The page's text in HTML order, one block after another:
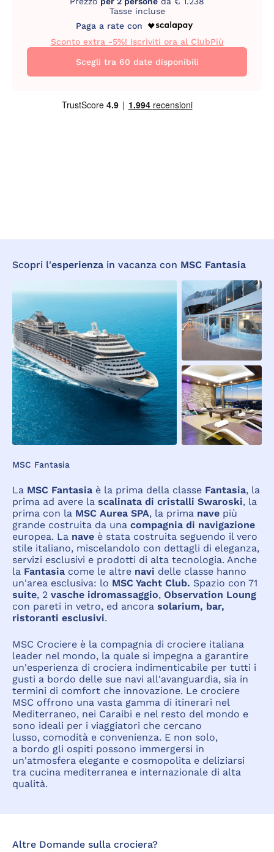
Tasse incluse
Paga a rate con
Sconto extra -5%! Iscriviti ora al ClubPiù
Scegli tra 60 date disponibili
Scopri l'esperienza in vacanza con MSC Fantasia
MSC Fantasia
La MSC Fantasia è la prima della classe Fantasia, la
prima ad avere la scalinata di cristalli Swaroski, la
prima con la MSC Aurea SPA, la prima nave più
grande costruita da una compagnia di navigazione
europea. La nave è stata costruita seguendo il vero
stile italiano, miscelandolo con dettagli di eleganza,
servizi esclusivi e prodotti di alta tecnologia. Anche
la Fantasia come le altre navi delle classe hanno
un'area esclusiva: lo MSC Yacht Club. Spazio con 71
suite, 2 vasche idromassaggio, Observation Loung
con pareti in vetro, ed ancora solarium, bar,
ristoranti esclusivi.
MSC Crociere è la compagnia di crociere italiana
leader nel mondo, la quale si impegna a garantire
un'esperienza di crociera indimenticabile per tutti i
gusti a bordo delle sue navi all'avanguardia, sia in
termini di comfort che innovazione. Le crociere
MSC offrono una vasta gamma di itinerari nel
Mediterraneo, nei Caraibi e nel resto del mondo e
sono ideali per i viaggiatori che cercano
lusso, comodità e convenienza. E non solo,
a bordo gli ospiti possono immergersi in
un'atmosfera elegante e cosmopolita e deliziarsi
tra cucina mediterranea e internazionale di alta
qualità.
Altre Domande sulla crociera?